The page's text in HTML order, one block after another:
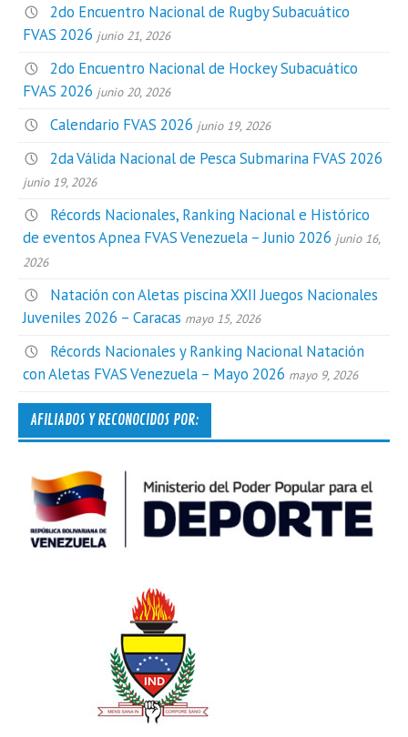
2do Encuentro Nacional de Rugby Subacuático
FVAS 2026 junio 21, 2026
2do Encuentro Nacional de Hockey Subacuático
FVAS 2026 junio 20, 2026
Calendario FVAS 2026 junio 19, 2026
2da Válida Nacional de Pesca Submarina FVAS 2026
junio 19, 2026
Récords Nacionales, Ranking Nacional e Histórico
de eventos Apnea FVAS Venezuela – Junio 2026 junio 16,
2026
Natación con Aletas piscina XXII Juegos Nacionales
Juveniles 2026 – Caracas mayo 15, 2026
Récords Nacionales y Ranking Nacional Natación
con Aletas FVAS Venezuela – Mayo 2026 mayo 9, 2026
AFILIADOS Y RECONOCIDOS POR: